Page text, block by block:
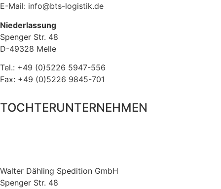
E-Mail: info@bts-logistik.de
Niederlassung
Spenger Str. 48
D-49328 Melle
Tel.: +49 (0)5226 5947-556
Fax: +49 (0)5226 9845-701
TOCHTERUNTERNEHMEN
Walter Dähling Spedition GmbH
Spenger Str. 48